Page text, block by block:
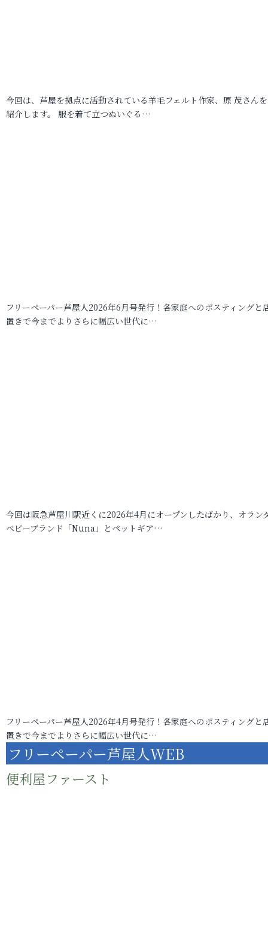
今回は、芦屋を拠点に活動されている羊毛フェルト作家、原 茂さん
紹介します。 服を着て立つぬいぐる…
フリーペーパー芦屋人2026年6月号発行！各家庭へのポスティングと
置きで今までよりさらに幅広い世代に…
今回は阪急芦屋川駅近くに2026年4月にオープンしたばかり、オラン
ベビーブランド「Nuna」とペットギア…
フリーペーパー芦屋人2026年4月号発行！各家庭へのポスティングと
置きで今までよりさらに幅広い世代に…
フリーペーパー芦屋人WEB
便利屋ファースト